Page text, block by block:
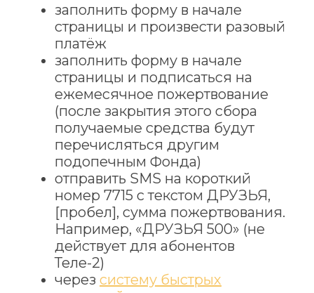
заполнить форму в начале
страницы и произвести разовый
платёж
заполнить форму в начале
страницы и подписаться на
ежемесячное пожертвование
(после закрытия этого сбора
получаемые средства будут
перечисляться другим
подопечным Фонда)
отправить SMS на короткий
номер 7715 с текстом ДРУЗЬЯ,
[пробел], сумма пожертвования.
Например, «ДРУЗЬЯ 500» (не
действует для абонентов
Теле-2)
через систему быстрых